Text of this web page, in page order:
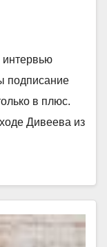
интервью
подписание
в плюс.
Дивеева из